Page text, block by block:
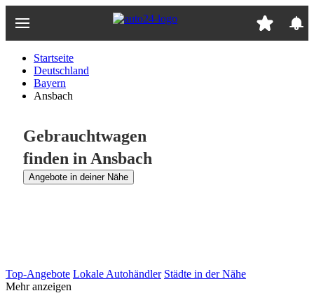
Hauptinhalt
Startseite
Deutschland
Bayern
Ansbach
Gebrauchtwagen
finden in Ansbach
Angebote in deiner Nähe
Top-Angebote Lokale Autohändler Städte in der Nähe
Mehr anzeigen